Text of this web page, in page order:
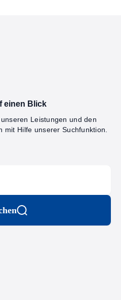
einen Blick
Leistungen und den
mit Hilfe unserer Suchfunktion.